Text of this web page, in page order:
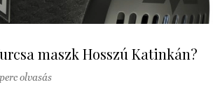
maszk Hosszú Katinkán?
olvasás